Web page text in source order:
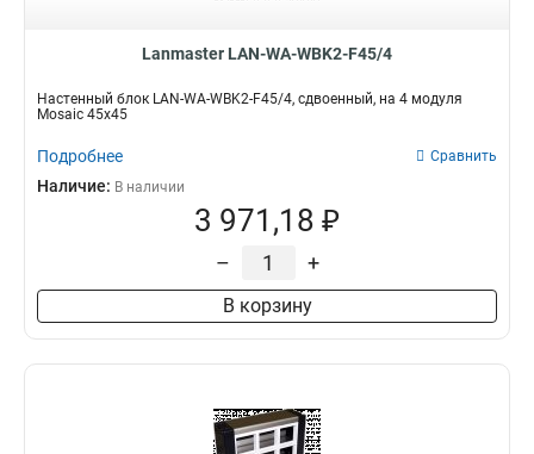
Lanmaster LAN-WA-WBK2-F45/4
Настенный блок LAN-WA-WBK2-F45/4, сдвоенный, на 4 модуля
Mosaic 45x45
Подробнее Сравнить
Наличие: В наличии
3 971,18 ₽
– +
В корзину